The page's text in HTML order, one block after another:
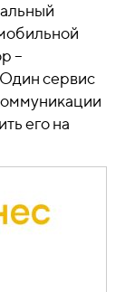
–
сервис
его на